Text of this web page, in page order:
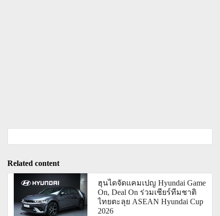
Related content
ฮุนไดจัดแคมเปญ Hyundai Game
On, Deal On ร่วมเชียร์ทีมชาติ
ไทยตะลุย ASEAN Hyundai Cup
2026